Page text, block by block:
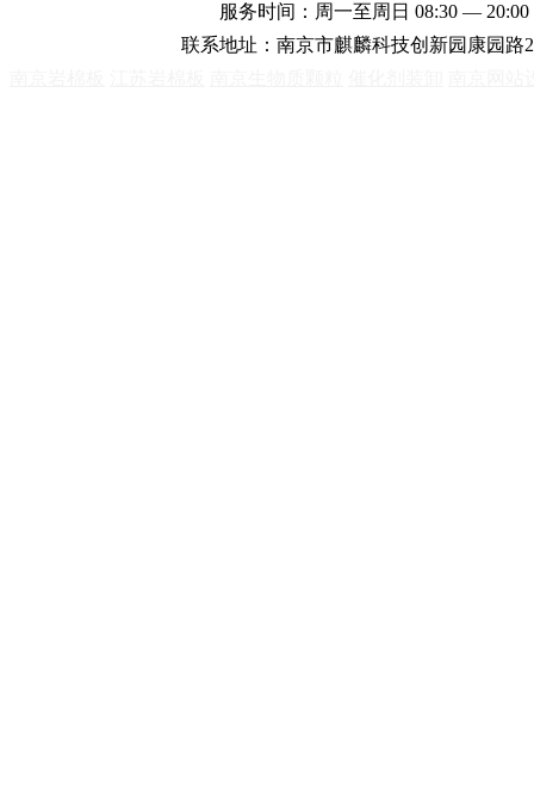
服务时间：周一至周日 08:30 —
联系地址：南京市麒麟科技创新园康园